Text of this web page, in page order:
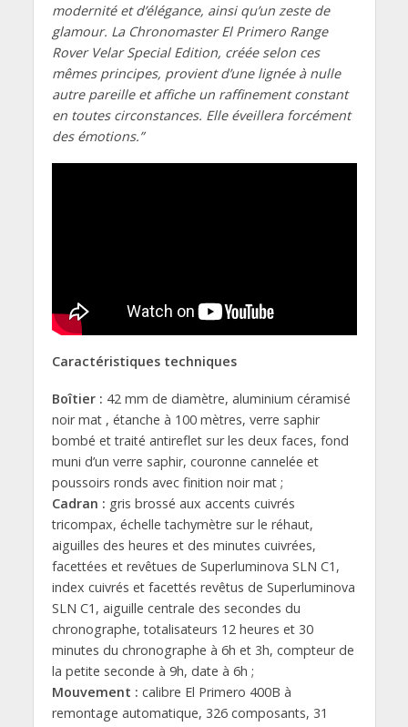
modernité et d’élégance, ainsi qu’un zeste de
glamour. La Chronomaster El Primero Range
Rover Velar Special Edition, créée selon ces
mêmes principes, provient d’une lignée à nulle
autre pareille et affiche un raffinement constant
en toutes circonstances. Elle éveillera forcément
des émotions.”
Caractéristiques techniques
Boîtier : 42 mm de diamètre, aluminium céramisé
noir mat , étanche à 100 mètres, verre saphir
bombé et traité antireflet sur les deux faces, fond
muni d’un verre saphir, couronne cannelée et
poussoirs ronds avec finition noir mat ;
Cadran : gris brossé aux accents cuivrés
tricompax, échelle tachymètre sur le réhaut,
aiguilles des heures et des minutes cuivrées,
facettées et revêtues de Superluminova SLN C1,
index cuivrés et facettés revêtus de Superluminova
SLN C1, aiguille centrale des secondes du
chronographe, totalisateurs 12 heures et 30
minutes du chronographe à 6h et 3h, compteur de
la petite seconde à 9h, date à 6h ;
Mouvement : calibre El Primero 400B à
remontage automatique, 326 composants, 31